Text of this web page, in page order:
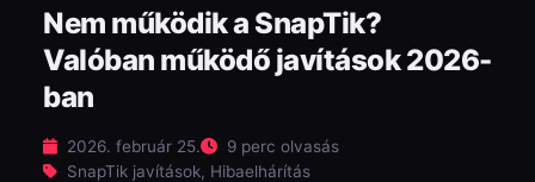
Nem működik a SnapTik?
Valóban működő javítások 2026-
ban
2026. február 25.
9 perc olvasás
SnapTik javítások, Hibaelhárítás